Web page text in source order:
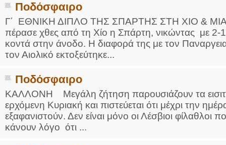
Ποδόσφαιρο
Γ΄ ΕΘΝΙΚΗ ΔΙΠΛΟ ΤΗΣ ΣΠΑΡΤΗΣ ΣΤΗ ΧΙΟ &
πέρασε χθες από τη Χίο η Σπάρτη, νικώντας με 2-
κοντά στην άνοδο. Η διαφορά της με τον
τον Αιολικό εκτοξεύτηκε...
Ποδόσφαιρο
ΚΑΛΛΟΝΗ Μεγάλη ζήτηση παρουσιάζουν τα
ερχόμενη Κυριακή και πιστεύεται ότι μέχρι την
εξαφανιστούν. Δεν είναι μόνο οι Λέσβιοι
κάνουν λόγο ότι ...